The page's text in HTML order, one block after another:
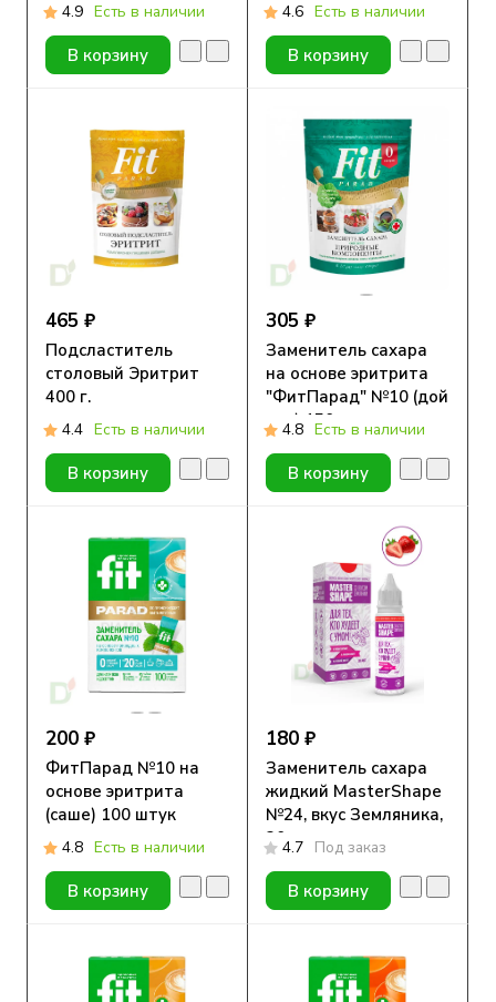
4.9 Есть в наличии
В корзину
4.6 Есть в наличии
В корзину
465 ₽
Подсластитель
столовый Эритрит
400 г.
4.4 Есть в наличии
В корзину
305 ₽
Заменитель сахара
на основе эритрита
"ФитПарад" №10 (дой
пак) 150 гр
4.8 Есть в наличии
В корзину
200 ₽
ФитПарад №10 на
основе эритрита
(саше) 100 штук
4.8 Есть в наличии
В корзину
180 ₽
Заменитель сахара
жидкий MasterShape
№24, вкус Земляника,
30мл
4.7 Под заказ
В корзину